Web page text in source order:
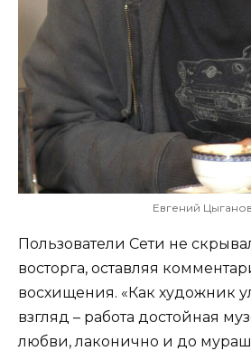
Евгений Цыганов
Пользователи Сети не
восторга, оставляя
восхищения. «Как художник
взгляд – работа достойная
любви, лаконично и до